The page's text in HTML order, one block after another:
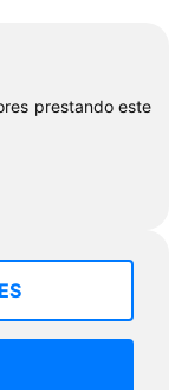
prestando este